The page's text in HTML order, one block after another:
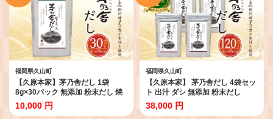
福岡県久山町
【久原本家】茅乃舎だし 1袋
8g×30パック 無添加 粉末だし 焼
きあご
10,000 円
福岡県久山町
【久原本家】 茅乃舎だし 4袋セッ
ト 出汁 ダシ 無添加 粉末だし
38,000 円